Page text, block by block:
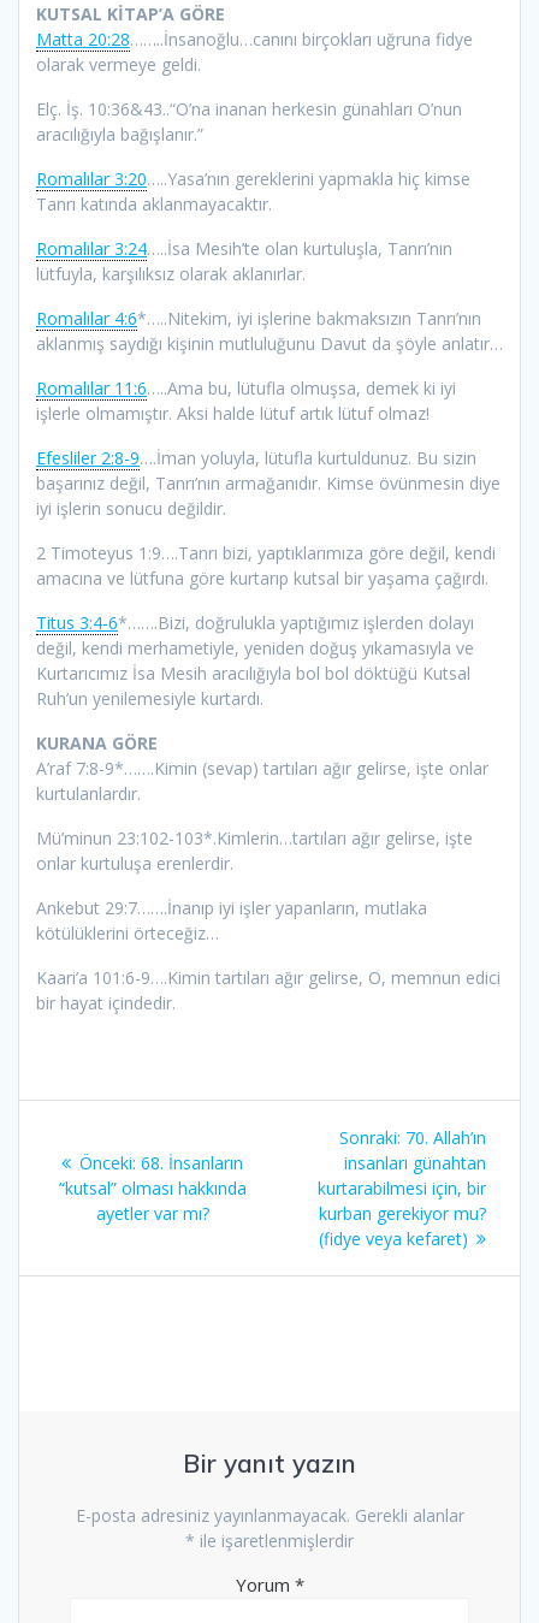
KUTSAL KİTAP’A GÖRE
Matta 20:28……..İnsanoğlu…canını birçokları uğruna fidye
olarak vermeye geldi.
Elç. İş. 10:36&43..“O’na inanan herkesin günahları O’nun
aracılığıyla bağışlanır.”
Romalılar 3:20…..Yasa’nın gereklerini yapmakla hiç kimse
Tanrı katında aklanmayacaktır.
Romalılar 3:24…..İsa Mesih’te olan kurtuluşla, Tanrı’nın
lütfuyla, karşılıksız olarak aklanırlar.
Romalılar 4:6*…..Nitekim, iyi işlerine bakmaksızın Tanrı’nın
aklanmış saydığı kişinin mutluluğunu Davut da şöyle anlatır…
Romalılar 11:6…..Ama bu, lütufla olmuşsa, demek ki iyi
işlerle olmamıştır. Aksi halde lütuf artık lütuf olmaz!
Efesliler 2:8-9….İman yoluyla, lütufla kurtuldunuz. Bu sizin
başarınız değil, Tanrı’nın armağanıdır. Kimse övünmesin diye
iyi işlerin sonucu değildir.
2 Timoteyus 1:9….Tanrı bizi, yaptıklarımıza göre değil, kendi
amacına ve lütfuna göre kurtarıp kutsal bir yaşama çağırdı.
Titus 3:4-6*…….Bizi, doğrulukla yaptığımız işlerden dolayı
değil, kendi merhametiyle, yeniden doğuş yıkamasıyla ve
Kurtarıcımız İsa Mesih aracılığıyla bol bol döktüğü Kutsal
Ruh’un yenilemesiyle kurtardı.
KURANA GÖRE
A’raf 7:8-9*…….Kimin (sevap) tartıları ağır gelirse, işte onlar
kurtulanlardır.
Mü’minun 23:102-103*.Kimlerin…tartıları ağır gelirse, işte
onlar kurtuluşa erenlerdir.
Ankebut 29:7…….İnanıp iyi işler yapanların, mutlaka
kötülüklerini örteceğiz…
Kaari’a 101:6-9….Kimin tartıları ağır gelirse, O, memnun edici
bir hayat içindedir.
gezinmesi
Önceki: Önceki
yazı:
68. İnsanların
“kutsal” olması hakkında
ayetler var mı?
Sonraki: Sonraki
yazı:
70. Allah’ın
insanları günahtan
kurtarabilmesi için, bir
kurban gerekiyor mu?
(fidye veya kefaret)
Bir yanıt yazın
E-posta adresiniz yayınlanmayacak. Gerekli alanlar
* ile işaretlenmişlerdir
Yorum *